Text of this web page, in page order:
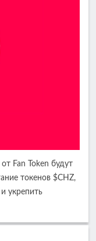
Fan Token будут
токенов $CHZ,
укрепить